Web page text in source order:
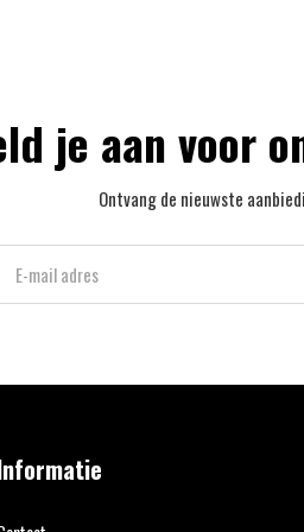
je aan voor
Ontvang de nieuwste